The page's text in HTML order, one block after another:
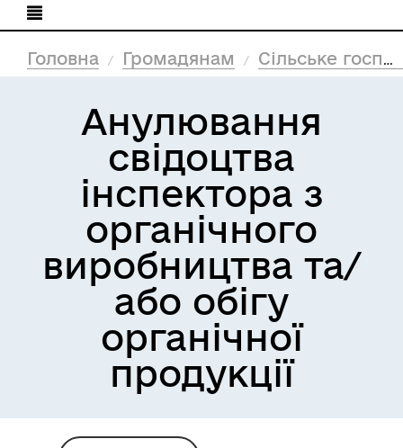
Головна Громадянам Сільське господарство
Анулювання
свідоцтва
інспектора з
органічного
виробництва та/
або обігу
органічної
продукції